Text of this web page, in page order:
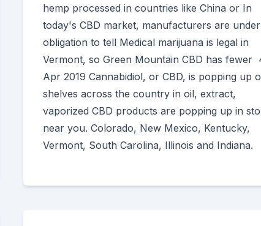
hemp processed in countries like China or In
today's CBD market, manufacturers are
obligation to tell Medical marijuana is legal in
Vermont, so Green Mountain CBD has fewer
Apr 2019 Cannabidiol, or CBD, is popping up
shelves across the country in oil, extract,
vaporized CBD products are popping up in
near you. Colorado, New Mexico, Kentucky,
Vermont, South Carolina, Illinois and Indiana.